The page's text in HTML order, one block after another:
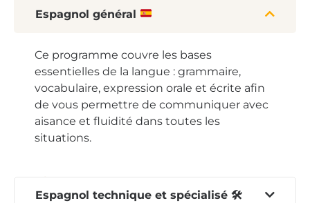
Espagnol général
Ce programme couvre les bases
essentielles de la langue : grammaire,
vocabulaire, expression orale et écrite afin
de vous permettre de communiquer avec
aisance et fluidité dans toutes les
situations.
Espagnol technique et spécialisé 🛠